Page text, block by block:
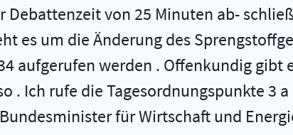
Debattenzeit von 25 Minuten ab-
es um die Änderung des
aufgerufen werden . Offenkundig gibt
. Ich rufe die Tagesordnungspunkte 3
für Wirtschaft und